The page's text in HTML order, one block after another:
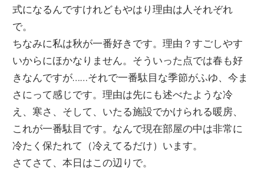
（OHB）
式になるんですけれどもやはり理由は人それぞれ
で。
ちなみに私は秋が一番好きです。理由？すごしやす
いからにほかなりません。そういった点では春も好
きなんですが……それで一番駄目な季節がふゆ、今ま
さにって感じです。理由は先にも述べたような冷
え、寒さ、そして、いたる施設でかけられる暖房、
これが一番駄目です。なんで現在部屋の中は非常に
冷たく保たれて（冷えてるだけ）います。
さてさて、本日はこの辺りで。